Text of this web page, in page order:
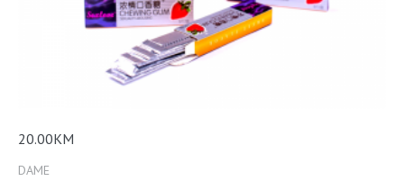
20.00KM
DAME